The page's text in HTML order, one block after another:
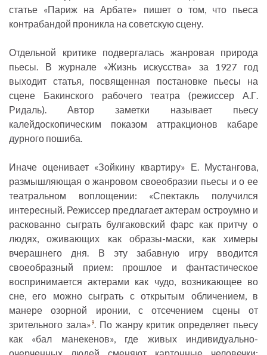
статье «Париж на Арбате» пишет о том, что пьеса
контрабандой проникла на советскую сцену.
Отдельной критике подвергалась жанровая природа
пьесы. В журнале «Жизнь искусства» за 1927 год
выходит статья, посвященная постановке пьесы на
сцене Бакинского рабочего театра (режиссер А.Г.
Ридаль). Автор заметки называет пьесу
калейдоскопическим показом аттракционов кабаре
дурного пошиба.
Иначе оценивает «Зойкину квартиру» Е. Мустангова,
размышляющая о жанровом своеобразии пьесы и о ее
театральном воплощении: «Спектакль получился
интересный. Режиссер предлагает актерам остроумно и
раскованно сыграть булгаковский фарс как притчу о
людях, оживающих как образы-маски, как химеры
вчерашнего дня. В эту забавную игру вводится
своеобразный прием: прошлое и фантастическое
воспринимается актерами как чудо, возникающее во
сне, его можно сыграть с открытым обличением, в
манере озорной иронии, с отсечением сцены от
зрительного зала»9. По жанру критик определяет пьесу
как «бал манекенов», где живых индивидуально-